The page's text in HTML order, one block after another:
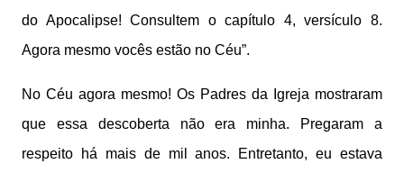
do Apocalipse! Consultem o capítulo 4, versículo 8.
Agora mesmo vocês estão no Céu”.
No Céu agora mesmo! Os Padres da Igreja mostraram
que essa descoberta não era minha. Pregaram a
respeito há mais de mil anos. Entretanto, eu estava